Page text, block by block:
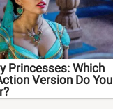
Princesses: Which
Version Do You